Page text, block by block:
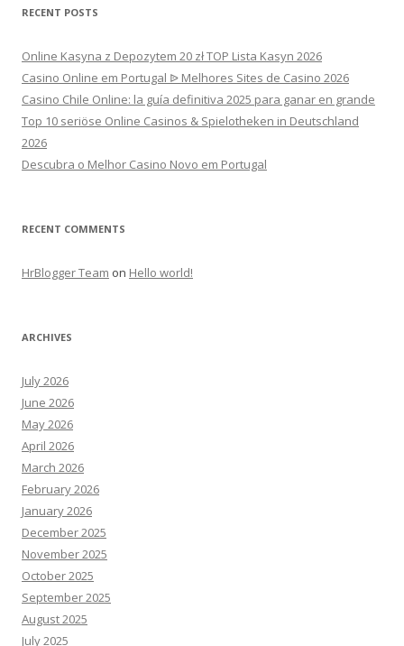
RECENT POSTS
Online Kasyna z Depozytem 20 zł TOP Lista Kasyn 2026
Casino Online em Portugal ᐉ Melhores Sites de Casino 2026
Casino Chile Online: la guía definitiva 2025 para ganar en grande
Top 10 seriöse Online Casinos & Spielotheken in Deutschland
2026
Descubra o Melhor Casino Novo em Portugal
RECENT COMMENTS
HrBlogger Team on Hello world!
ARCHIVES
July 2026
June 2026
May 2026
April 2026
March 2026
February 2026
January 2026
December 2025
November 2025
October 2025
September 2025
August 2025
July 2025